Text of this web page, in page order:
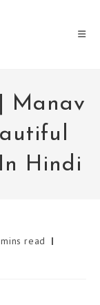
| Manav
Hindi
read